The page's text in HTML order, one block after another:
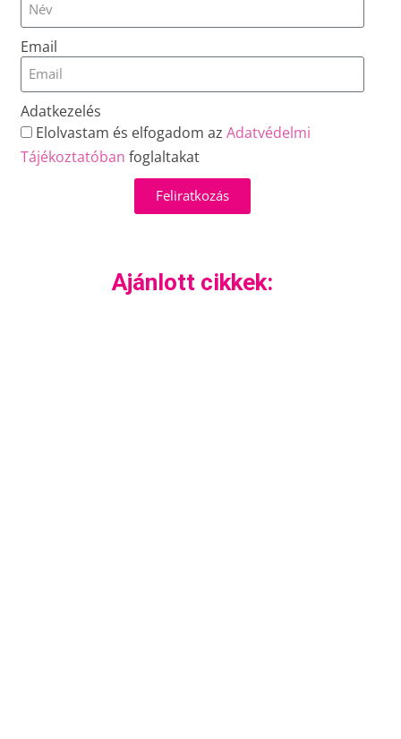
Email
Adatkezelés
Elolvastam és elfogadom azAdatvédelmi
Tájékoztatóban foglaltakat
Feliratkozás
Ajánlott cikkek: